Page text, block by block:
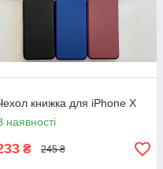
книжка для iPhone X
наявності
₴ 245 ₴